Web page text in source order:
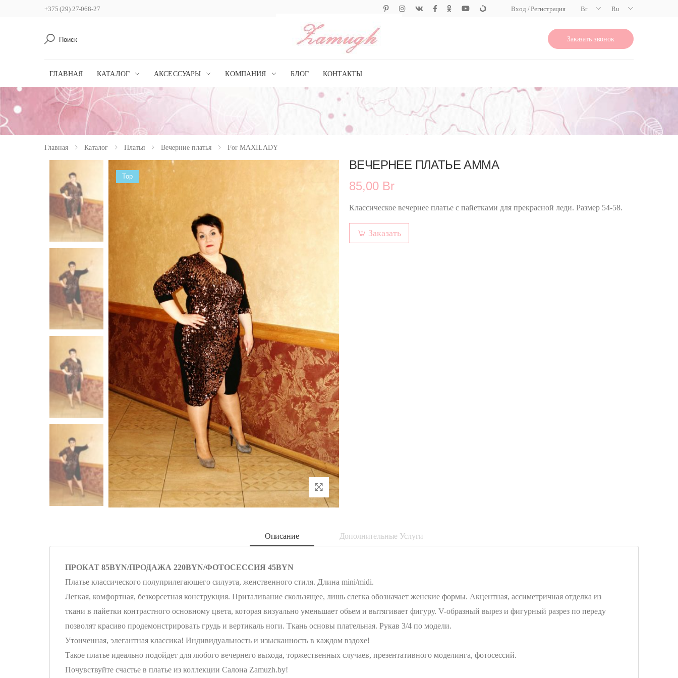
+375 (29) 27-068-27 Вход / Регистрация Br Ru
Заказать звонок
ГЛАВНАЯ КАТАЛОГ АКСЕССУАРЫ КОМПАНИЯ БЛОГ КОНТАКТЫ
Главная Каталог Платья Вечерние платья For MAXILADY
Top
ВЕЧЕРНЕЕ ПЛАТЬЕ AMMA
85,00 Br
Классическое вечернее платье с пайетками для прекрасной леди. Размер 54-58.
Заказать
Описание Дополнительные Услуги
ПРОКАТ 85BYN/ПРОДАЖА 220BYN/ФОТОСЕССИЯ 45BYN
Платье классического полуприлегающего силуэта, женственного стиля. Длина mini/midi.
Легкая, комфортная, безкорсетная конструкция. Приталивание скользящее, лишь слегка обозначает женские формы. Акцентная, ассиметричная отделка из
ткани в пайетки контрастного основному цвета, которая визуально уменьшает обьем и вытягивает фигуру. V-образный вырез и фигурный разрез по переду
позволят красиво продемонстрировать грудь и вертикаль ноги. Ткань основы плательная. Рукав 3/4 по модели.
Утонченная, элегантная классика! Индивидуальность и изысканность в каждом вздохе!
Такое платье идеально подойдет для любого вечернего выхода, торжественных случаев, презентативного моделинга, фотосессий.
Почувствуйте счастье в платье из коллекции Салона Zamuzh.by!